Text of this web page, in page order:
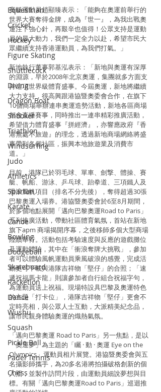
Equestrian
Cricket
Hockey
Figure Skating
Shuttlecock
Diving
Dragon Boat
Snooker
Triathlon
Windsurfing
Judo
Athletics
Spartan
Karate
Canoe
Bowling
Dodgeball
Skateboard
Racketlon
Dance
Wushu
Squash
Pickle Ball
Padel Tennis
Chess
賽艇運動員趙顯臻表示：「能夠在奧運前舉行的
世界大賽奪得金牌，成為『世一』，為我出戰奧
運注下強心針，再艱辛也值得！公眾支持是運動
員的最大動力，我們一定全力以赴，希望市民大
眾繼續支持香港運動員，為我們打氣。」
新地執行董事郭基泓表示：「新地與奧運有深厚
的淵源，早於2008年北京奧運，集團就多方面支
持這項世界級體育盛事。今屆奧運，新地將繼續
大力支持，很高興跟港協暨奧委會合作，在旗下
10個商場舉辦連串奧運造勢活動，新地各區商場
都會直播賽事，同時推出一連串精彩推廣活動，
希望借力體育盛事『拼經濟』，亦響應政府『香
港無處不旅遊』的理念，透過新地商場網絡將盛
事帶到各個社區，振興本地旅遊業及消費市
道。」
目前，港隊已於羽毛球、單車、劍撃、體操、賽
艇、帆船、游泳、乒乓球、跆拳道、三項鐵人及
滑浪風帆項目（排名不分先後），奪得超過30張
巴黎奧運入場券。港協暨奧委會於6至8月期間，
於多個地點展開「邁向巴黎奧運Road to Paris」
系列推廣活動，帶動社區體育氣氛，首站在新地
旗下apm 商場揭開序幕，之後移師多個大型商場
陸續舉行。活動包括考驗速度與反應的遊戲攤位
及運動體驗，其中在「衝浪奪牌大挑戰」，參加
者可以體驗風帆運動員乘風破浪的感覺，完成活
動更可下載與港隊吉祥物「堅仔」的合照；「速
遞祝福馬卡龍」則讓參加者自行組合祝福字句，
為運動員送上祝福。現場特設具巴黎及奧運特色
的主題「打卡位」，港隊吉祥物「堅仔」更會不
定時亮相，與公眾人士互動，大派精美紀念品，
讓市民親身體驗奧運的熾熱氣氛。
「邁向巴黎奧運 Road to Paris」另一焦點，是以
「奧運夢」為主題的「矚 · 動 · 奧運 Eye on the
Olympics」運動員相片展覽。港協暨奧委會與五
名攝影師攜手，為20多名港將拍攝破格創新的個
人照，並製作訪問片段，由運動員細說夢想與目
標。有關「邁向巴黎奧運Road to Paris」巡迴推